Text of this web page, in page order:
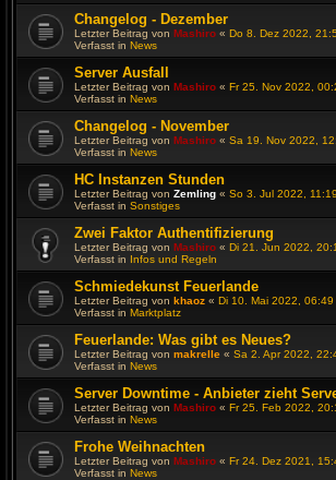
Changelog - Dezember
Letzter Beitrag von Mashiro « Do 8. Dez 2022,
Verfasst in News
Server Ausfall
Letzter Beitrag von Mashiro « Fr 25. Nov 2022,
Verfasst in News
Changelog - November
Letzter Beitrag von Mashiro « Sa 19. Nov 2022,
Verfasst in News
HC Instanzen Stunden
Letzter Beitrag von Zemling « So 3. Jul 2022, 11:19
Verfasst in Sonstiges
Zwei Faktor Authentifizierung
Letzter Beitrag von Mashiro « Di 21. Jun 2022,
Verfasst in Infos und Regeln
Schmiedekunst Feuerlande
Letzter Beitrag von khaoz « Di 10. Mai 2022, 06:49
Verfasst in Marktplatz
Feuerlande: Was gibt es Neues?
Letzter Beitrag von makrelle « Sa 2. Apr 2022,
Verfasst in News
Server Downtime - Anbieter zieht
Letzter Beitrag von Mashiro « Fr 25. Feb 2022,
Verfasst in News
Frohe Weihnachten
Letzter Beitrag von Mashiro « Fr 24. Dez 2021,
Verfasst in News